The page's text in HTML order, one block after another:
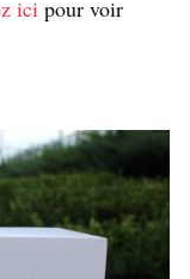
ici pour voir